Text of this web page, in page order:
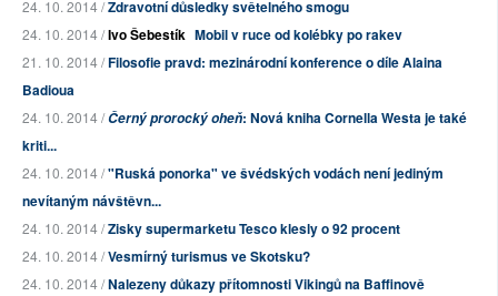
24. 10. 2014 /Zdravotní důsledky světelného smogu
24. 10. 2014 /Ivo Šebestík Mobil v ruce od kolébky po rakev
21. 10. 2014 /Filosofie pravd: mezinárodní konference o díle Alaina
Badioua
24. 10. 2014 /Černý prorocký oheň: Nová kniha Cornella Westa je také
kriti...
24. 10. 2014 /"Ruská ponorka" ve švédských vodách není jediným
nevítaným návštěvn...
24. 10. 2014 /Zisky supermarketu Tesco klesly o 92 procent
24. 10. 2014 /Vesmírný turismus ve Skotsku?
24. 10. 2014 /Nalezeny důkazy přítomnosti Vikingů na Baffinově